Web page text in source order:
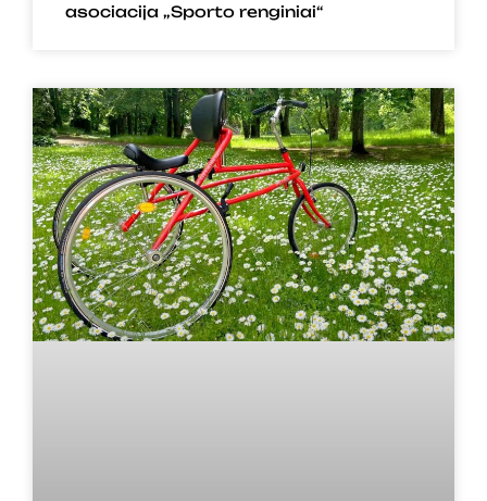
asociacija „Sporto renginiai“